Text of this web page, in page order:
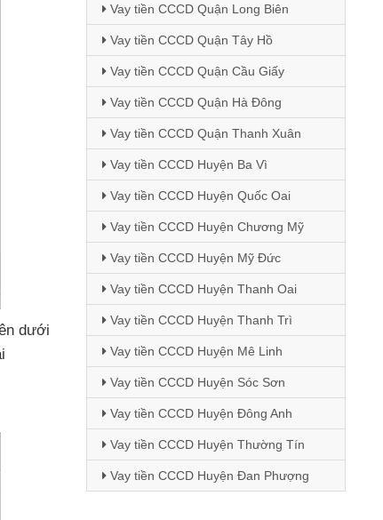
dưới
Vay tiền CCCD Quận Long Biên
Vay tiền CCCD Quận Tây Hồ
Vay tiền CCCD Quận Cầu Giấy
Vay tiền CCCD Quận Hà Đông
Vay tiền CCCD Quận Thanh Xuân
Vay tiền CCCD Huyện Ba Vì
Vay tiền CCCD Huyện Quốc Oai
Vay tiền CCCD Huyện Chương Mỹ
Vay tiền CCCD Huyện Mỹ Đức
Vay tiền CCCD Huyện Thanh Oai
Vay tiền CCCD Huyện Thanh Trì
Vay tiền CCCD Huyện Mê Linh
Vay tiền CCCD Huyện Sóc Sơn
Vay tiền CCCD Huyện Đông Anh
Vay tiền CCCD Huyện Thường Tín
Vay tiền CCCD Huyện Đan Phượng